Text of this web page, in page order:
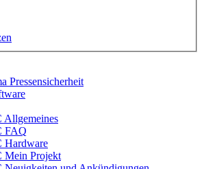
Pressensicherheit
Allgemeines
FAQ
Hardware
Mein Projekt